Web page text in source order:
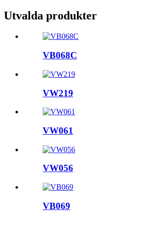
Utvalda produkter
VB068C
VW219
VW061
VW056
VB069